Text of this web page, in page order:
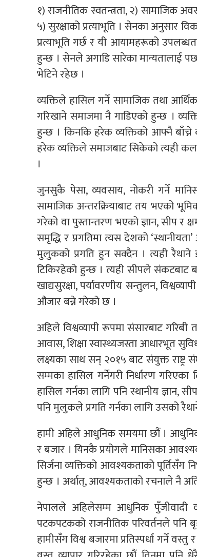
१) राजनीतिक स्वतन्त्रता, २) सामाजिक
५) सुरक्षाको प्रत्याभूति । सेनका अनुसार
प्रत्याभूति गर्छ र यी आयामहरूको
हुन्छ । सेनले अगाडि सारेका मान्यतालाई
भेटिने रहेछ ।
व्यक्तिले हासिल गर्ने सामाजिक तथा
गरिखाने समाजमा नै गाडिएको हुन्छ ।
हुन्छ । किनकि हरेक व्यक्तिको आफ्नै
हरेक व्यक्तिले समाजबाट सिकेको त्यही
।
जुनसुकै पेसा, व्यवसाय, नोकरी गर्ने
सामाजिक अन्तरक्रियाबाट तय भएको
गरेको वा पुस्तान्तरण भएको ज्ञान, सीप र
समृद्धि र प्रगतिमा त्यस देशको
मुलुकको प्रगति हुन सक्दैन । त्यही रैथाने
टिकिरहेको हुन्छ । त्यही सीपले संकटबाट
खाद्यसुरक्षा, पर्यावरणीय सन्तुलन,
औजार बन्ने गरेको छ ।
अहिले विश्वव्यापी रूपमा संसारबाट
आवास, शिक्षा स्वास्थ्यजस्ता आधारभूत
लक्ष्यका साथ सन् २०१५ बाट संयुक्त राष्ट्र
सम्मका हासिल गर्नेगरी निर्धारण
हासिल गर्नका लागि पनि स्थानीय ज्ञान,
पनि मुलुकले प्रगति गर्नका लागि उसको
हामी अहिले आधुनिक समयमा छौं । आधुनिक
र बजार । यिनकै प्रयोगले मानिसका
सिर्जना व्यक्तिको आवश्यकताको पूर्तिसँग
हुन्छ । अर्थात्, आवश्यकताको रचनाले नै
नेपालले अहिलेसम्म आधुनिक पुँजीवादी
पटकपटकको राजनीतिक परिवर्तनले पनि
हामीसँग विश्व बजारमा प्रतिस्पर्धा गर्ने